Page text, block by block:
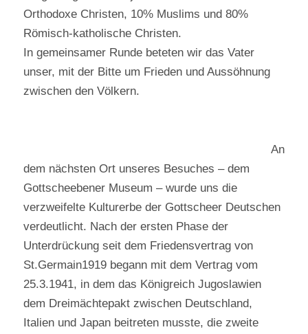
Orthodoxe Christen, 10% Muslims und 80%
Römisch-katholische Christen.
In gemeinsamer Runde beteten wir das Vater
unser, mit der Bitte um Frieden und Aussöhnung
zwischen den Völkern.
An
dem nächsten Ort unseres Besuches – dem
Gottscheebener Museum – wurde uns die
verzweifelte Kulturerbe der Gottscheer Deutschen
verdeutlicht. Nach der ersten Phase der
Unterdrückung seit dem Friedensvertrag von
St.Germain1919 begann mit dem Vertrag vom
25.3.1941, in dem das Königreich Jugoslawien
dem Dreimächtepakt zwischen Deutschland,
Italien und Japan beitreten musste, die zweite